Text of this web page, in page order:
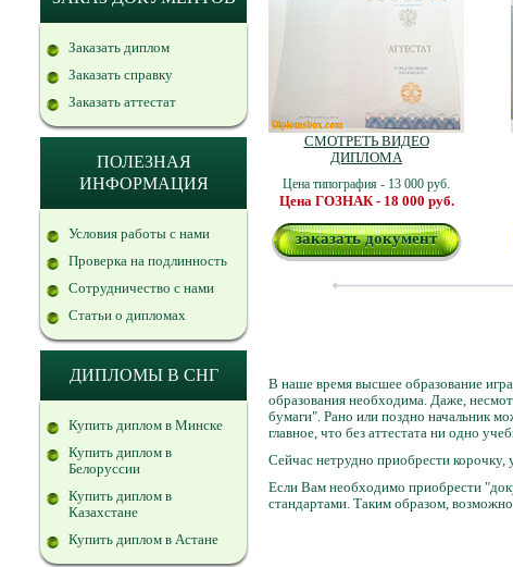
Заказать диплом
Заказать справку
Заказать аттестат
ПОЛЕЗНАЯ
ИНФОРМАЦИЯ
Условия работы с нами
Проверка на подлинность
Сотрудничество с нами
Статьи о дипломах
ДИПЛОМЫ В СНГ
Купить диплом в Минске
Купить диплом в
Белоруссии
Купить диплом в
Казахстане
Купить диплом в Астане
СМОТРЕТЬ ВИДЕО
ДИПЛОМА
Цена типография - 13 000 руб.
Цена ГОЗНАК - 18 000 руб.
заказать документ
В наше время высшее образование
образования необходима. Даже,
бумаги". Рано или поздно начальник
главное, что без аттестата ни одно
Сейчас нетрудно приобрести корочку,
Если Вам необходимо приобрести
стандартами. Таким образом,